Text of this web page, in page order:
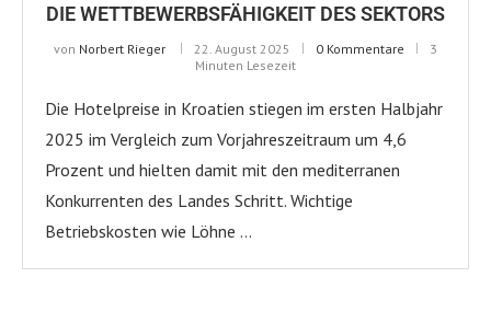
DIE WETTBEWERBSFÄHIGKEIT DES SEKTORS
von Norbert Rieger 22. August 2025 0 Kommentare
3
Minuten Lesezeit
Die Hotelpreise in Kroatien stiegen im ersten Halbjahr
2025 im Vergleich zum Vorjahreszeitraum um 4,6
Prozent und hielten damit mit den mediterranen
Konkurrenten des Landes Schritt. Wichtige
Betriebskosten wie Löhne …